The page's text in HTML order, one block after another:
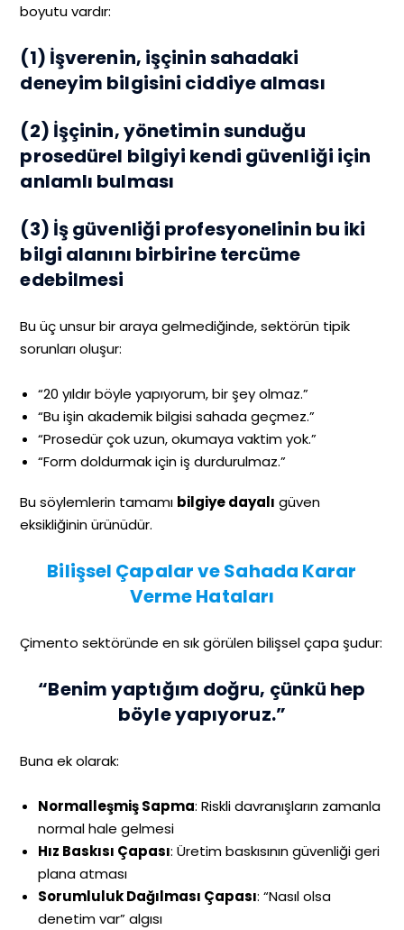
boyutu vardır:
(1) İşverenin, işçinin sahadaki
deneyim bilgisini ciddiye alması
(2) İşçinin, yönetimin sunduğu
prosedürel bilgiyi kendi güvenliği için
anlamlı bulması
(3) İş güvenliği profesyonelinin bu iki
bilgi alanını birbirine tercüme
edebilmesi
Bu üç unsur bir araya gelmediğinde, sektörün tipik
sorunları oluşur:
“20 yıldır böyle yapıyorum, bir şey olmaz.”
“Bu işin akademik bilgisi sahada geçmez.”
“Prosedür çok uzun, okumaya vaktim yok.”
“Form doldurmak için iş durdurulmaz.”
Bu söylemlerin tamamı bilgiye dayalı güven
eksikliğinin ürünüdür.
Bilişsel Çapalar ve Sahada Karar
Verme Hataları
Çimento sektöründe en sık görülen bilişsel çapa şudur:
“Benim yaptığım doğru, çünkü hep
böyle yapıyoruz.”
Buna ek olarak:
Normalleşmiş Sapma: Riskli davranışların zamanla
normal hale gelmesi
Hız Baskısı Çapası: Üretim baskısının güvenliği geri
plana atması
Sorumluluk Dağılması Çapası: “Nasıl olsa
denetim var” algısı